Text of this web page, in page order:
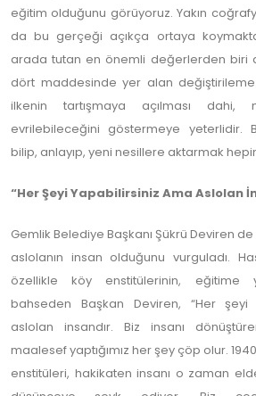
eğitim olduğunu görüyoruz. Yakın
da bu gerçeği açıkça ortaya
arada tutan en önemli değerlerden biri
dört maddesinde yer alan
ilkenin tartışmaya açılması dahi,
evrilebileceğini göstermeye yeterlidir.
bilip, anlayıp, yeni nesillere aktarmak
“Her Şeyi Yapabilirsiniz Ama Aslolan
Gemlik Belediye Başkanı Şükrü Deviren
aslolanın insan olduğunu vurguladı.
özellikle köy enstitülerinin, eğitime
bahseden Başkan Deviren, “Her
aslolan insandır. Biz insanı
maalesef yaptığımız her şey çöp olur.
enstitüleri, hakikaten insanı o zaman